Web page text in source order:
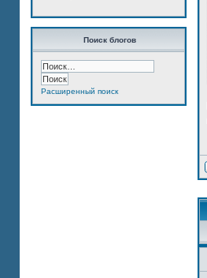
Поиск блогов
Расширенный поиск